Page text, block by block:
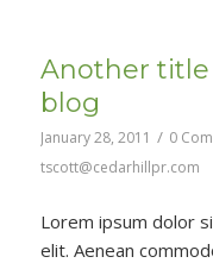
Another title
blog
January 28, 2011 / 0
tscott@cedarhillpr.com
Lorem ipsum dolor
elit. Aenean